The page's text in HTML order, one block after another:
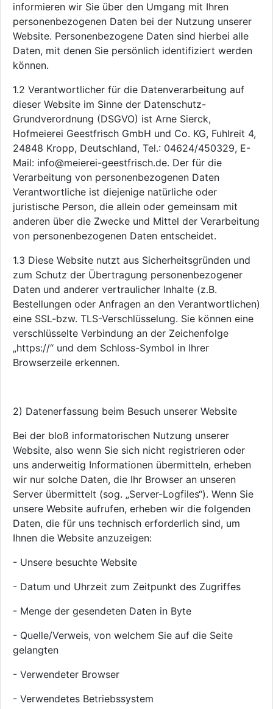
informieren wir Sie über den Umgang mit Ihren
personenbezogenen Daten bei der Nutzung unserer
Website. Personenbezogene Daten sind hierbei alle
Daten, mit denen Sie persönlich identifiziert werden
können.
1.2 Verantwortlicher für die Datenverarbeitung auf
dieser Website im Sinne der Datenschutz-
Grundverordnung (DSGVO) ist Arne Sierck,
Hofmeierei Geestfrisch GmbH und Co. KG, Fuhlreit 4,
24848 Kropp, Deutschland, Tel.: 04624/450329, E-
Mail: info@meierei-geestfrisch.de. Der für die
Verarbeitung von personenbezogenen Daten
Verantwortliche ist diejenige natürliche oder
juristische Person, die allein oder gemeinsam mit
anderen über die Zwecke und Mittel der Verarbeitung
von personenbezogenen Daten entscheidet.
1.3 Diese Website nutzt aus Sicherheitsgründen und
zum Schutz der Übertragung personenbezogener
Daten und anderer vertraulicher Inhalte (z.B.
Bestellungen oder Anfragen an den Verantwortlichen)
eine SSL-bzw. TLS-Verschlüsselung. Sie können eine
verschlüsselte Verbindung an der Zeichenfolge
„https://“ und dem Schloss-Symbol in Ihrer
Browserzeile erkennen.
2) Datenerfassung beim Besuch unserer Website
Bei der bloß informatorischen Nutzung unserer
Website, also wenn Sie sich nicht registrieren oder
uns anderweitig Informationen übermitteln, erheben
wir nur solche Daten, die Ihr Browser an unseren
Server übermittelt (sog. „Server-Logfiles“). Wenn Sie
unsere Website aufrufen, erheben wir die folgenden
Daten, die für uns technisch erforderlich sind, um
Ihnen die Website anzuzeigen:
- Unsere besuchte Website
- Datum und Uhrzeit zum Zeitpunkt des Zugriffes
- Menge der gesendeten Daten in Byte
- Quelle/Verweis, von welchem Sie auf die Seite
gelangten
- Verwendeter Browser
- Verwendetes Betriebssystem